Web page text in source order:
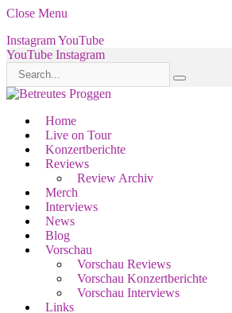
Close Menu
InstagramYouTube
YouTube Instagram
Home
Live on Tour
Konzertberichte
Reviews
Review Archiv
Merch
Interviews
News
Blog
Vorschau
Vorschau Reviews
Vorschau Konzertberichte
Vorschau Interviews
Links